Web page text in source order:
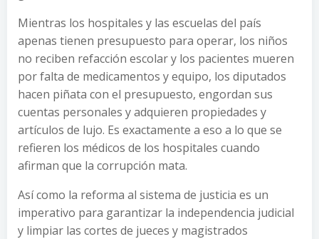
Mientras los hospitales y las escuelas del país
apenas tienen presupuesto para operar, los niños
no reciben refacción escolar y los pacientes mueren
por falta de medicamentos y equipo, los diputados
hacen piñata con el presupuesto, engordan sus
cuentas personales y adquieren propiedades y
artículos de lujo. Es exactamente a eso a lo que se
refieren los médicos de los hospitales cuando
afirman que la corrupción mata.
Así como la reforma al sistema de justicia es un
imperativo para garantizar la independencia judicial
y limpiar las cortes de jueces y magistrados